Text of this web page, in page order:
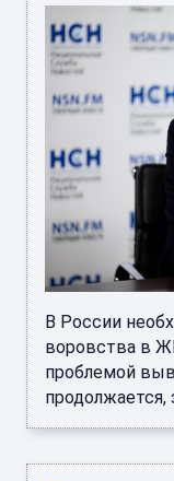
В России
воровства в
проблемой
продолжается,